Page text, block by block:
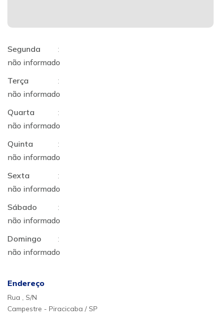
Segunda
:
não informado
Terça
:
não informado
Quarta
:
não informado
Quinta
:
não informado
Sexta
:
não informado
Sábado
:
não informado
Domingo
:
não informado
Endereço
Rua , S/N
Campestre - Piracicaba / SP